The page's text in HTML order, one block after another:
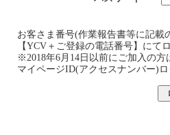
お客さま番号(作業報告書等に記載
【YCV＋ご登録の電話番号】にて
※2018年6月14日以前にご加入の
マイページID(アクセスナンバー)